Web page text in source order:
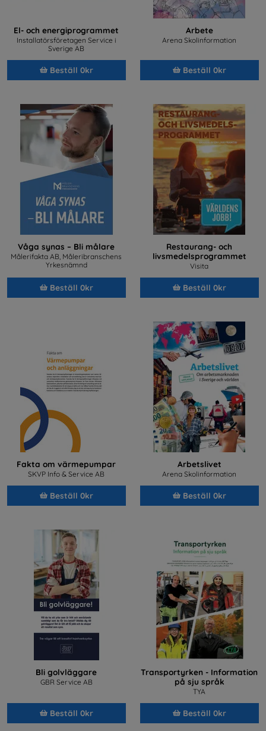
El- och energiprogrammet
Installatörsföretagen Service i
Sverige AB
Beställ 0kr
Arbete
Arena Skolinformation
Beställ 0kr
Våga synas – Bli målare
Målerifakta AB, Måleribranschens
Yrkesnämnd
Beställ 0kr
Restaurang- och
livsmedelsprogrammet
Visita
Beställ 0kr
Fakta om värmepumpar
SKVP Info & Service AB
Beställ 0kr
Arbetslivet
Arena Skolinformation
Beställ 0kr
Bli golvläggare
GBR Service AB
Beställ 0kr
Transportyrken - Information
på sju språk
TYA
Beställ 0kr